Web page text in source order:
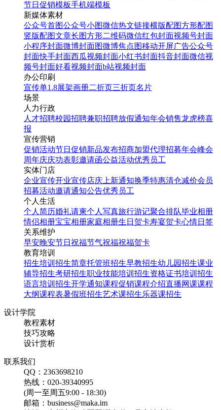
节日促销模板手机端模板
新媒体素材
公众号首图公众号小图微信热文链接横版配图方形配图
竖版配图文章长图方形二维码微信红包封面视频号封面
小程序封面微博封面图微博焦点图移动开屏广告公众号
封面快手封面西瓜视频封面小红书封面抖音封面微信视
频号封面好看视频封面b站视频封面
办公印刷
宣传单1.8展架画册二折页三折页名片
场景
人力行政
人才招聘校园招聘兼职招聘放假通知年会销售龙虎榜喜
报
宣传营销
促销活动节日促销新品发布招商加盟代理招募年会峰会
周年庆庆功表彰邀请函公益活动优秀员工
实体门店
企业宣传开业宣传店庆 上新通知换季特惠清仓减价会员
招募活动邀请通知公告优秀员工
个人生活
个人简历婚礼请柬个人写真旅行游记聚合排队毕业相册
情侣相册宝宝相册家庭相册生日贺卡寿宴贺卡心情日签
关系维护
早安晚安节日祝福节气祝福祝福贺卡
教育培训
招生培训 招生简章托管班招生早教招生幼儿园招生课业
辅导招生考研招生职业技能培训招生资格证书培训招生
语言培训招生开学通知课程促销课程介绍直播网课课程
大纲课程表暑假班招生艺术课招生乐器课招生
设计学院
教程素材
技巧攻略
设计赏析
联系我们
QQ：2363698210
热线：020-39340995
(周一至周五9:00 - 18:30)
邮箱：business@maka.im